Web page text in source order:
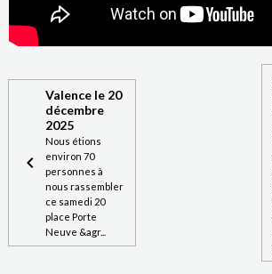
Valence le 20
décembre
2025
Nous étions
environ 70
personnes à
nous rassembler
ce samedi 20
place Porte
Neuve &agr...